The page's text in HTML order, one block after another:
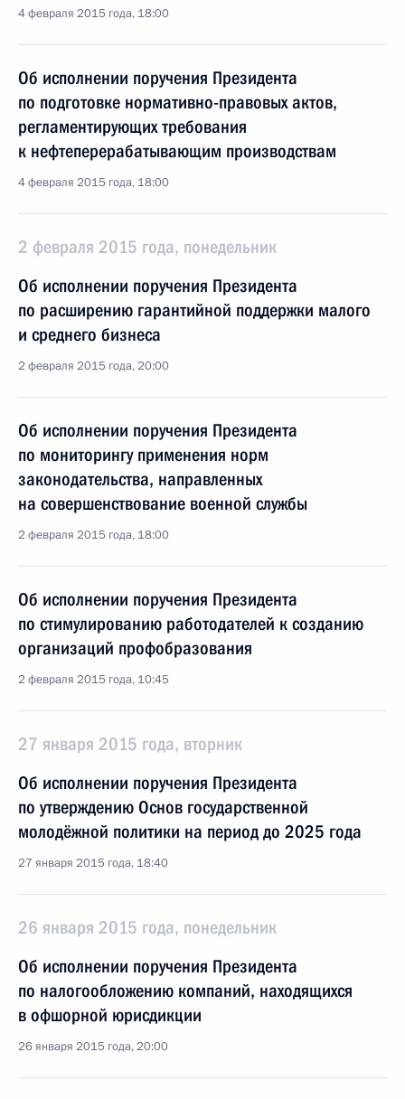
4 февраля 2015 года, 18:00
Об исполнении поручения Президента
по подготовке нормативно-правовых актов,
регламентирующих требования
к нефтеперерабатывающим производствам
4 февраля 2015 года, 18:00
2 февраля 2015 года, понедельник
Об исполнении поручения Президента
по расширению гарантийной поддержки малого
и среднего бизнеса
2 февраля 2015 года, 20:00
Об исполнении поручения Президента
по мониторингу применения норм
законодательства, направленных
на совершенствование военной службы
2 февраля 2015 года, 18:00
Об исполнении поручения Президента
по стимулированию работодателей к созданию
организаций профобразования
2 февраля 2015 года, 10:45
27 января 2015 года, вторник
Об исполнении поручения Президента
по утверждению Основ государственной
молодёжной политики на период до 2025 года
27 января 2015 года, 18:40
26 января 2015 года, понедельник
Об исполнении поручения Президента
по налогообложению компаний, находящихся
в офшорной юрисдикции
26 января 2015 года, 20:00